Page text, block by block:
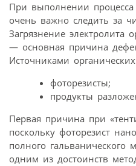
При выполнении процесса
очень важно следить за
Загрязнение электролита
— основная причина
Источниками
фоторезисты;
продукты
Первая причина при
поскольку фоторезист
полного гальванического
одним из достоинств